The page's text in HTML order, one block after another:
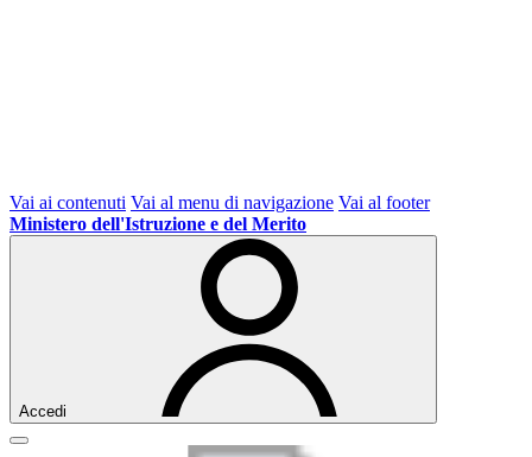
Vai ai contenuti Vai al menu di navigazione Vai al footer
Ministero dell'Istruzione e del Merito
Accedi